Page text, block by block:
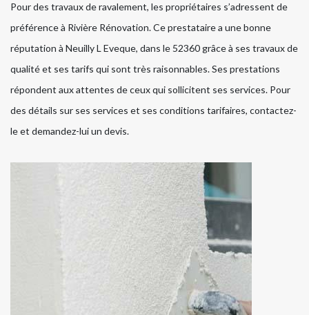
Pour des travaux de ravalement, les propriétaires s’adressent de
préférence à Rivière Rénovation. Ce prestataire a une bonne
réputation à Neuilly L Eveque, dans le 52360 grâce à ses travaux de
qualité et ses tarifs qui sont très raisonnables. Ses prestations
répondent aux attentes de ceux qui sollicitent ses services. Pour
des détails sur ses services et ses conditions tarifaires, contactez-
le et demandez-lui un devis.